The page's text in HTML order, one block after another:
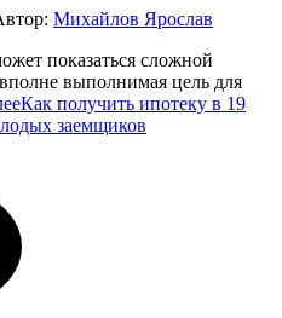
Михайлов Ярослав
показаться сложной
выполнимая цель для
Как получить ипотеку в 19
заемщиков